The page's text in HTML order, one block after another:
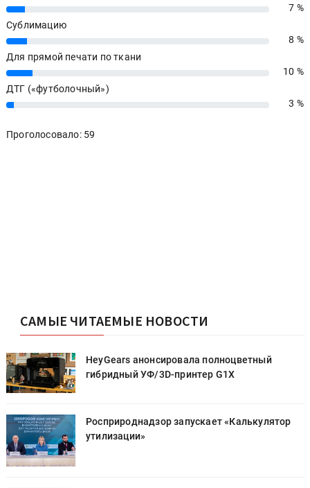
7%
7 %
Сублимацию
8%
8 %
Для прямой печати по ткани
10%
10 %
ДТГ («футболочный»)
3% 3 %
Проголосовало: 59
САМЫЕ ЧИТАЕМЫЕ НОВОСТИ
HeyGears анонсировала полноцветный
гибридный УФ/3D-принтер G1X
Росприроднадзор запускает «Калькулятор
утилизации»